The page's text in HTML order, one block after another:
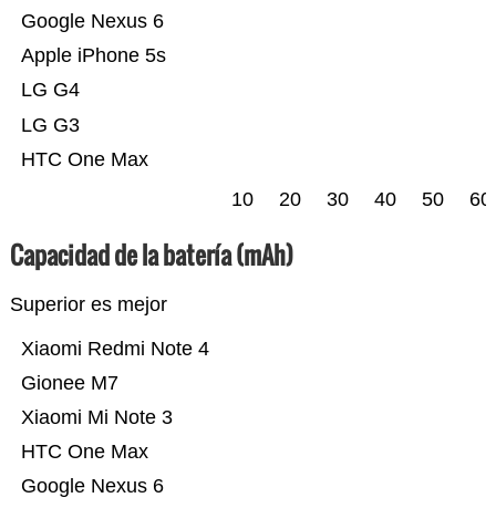
HTC One Max
LG G3
LG G4
Apple iPhone 5s
Google Nexus 6
10 20 30 40 50 60
Capacidad de la batería (mAh)
Superior es mejor
Google Nexus 6
HTC One Max
Xiaomi Mi Note 3
Gionee M7
Xiaomi Redmi Note 4